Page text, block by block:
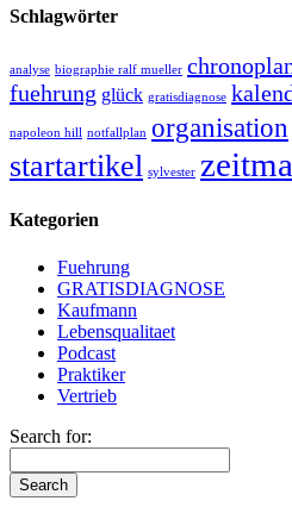
Schlagwörter
analyse biographie ralf mueller
fuehrung glück gratisdiagnose
napoleon hill notfallplan organisation
startartikel sylvester
Kategorien
Fuehrung
GRATISDIAGNOSE
Kaufmann
Lebensqualitaet
Podcast
Praktiker
Vertrieb
Search for: